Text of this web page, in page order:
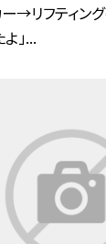
→リフティン
」...